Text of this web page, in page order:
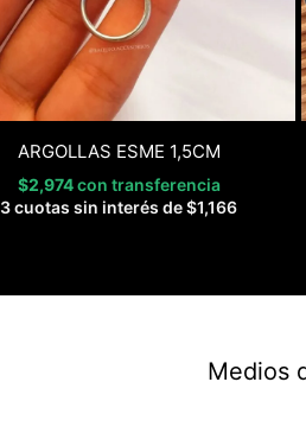
ARGOLLAS ESME 1,5CM
$2,974con transferencia
3 cuotas sin interés de$1,166
Medios